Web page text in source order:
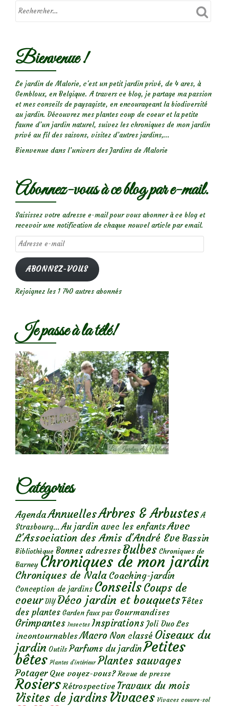
Bienvenue !
Le jardin de Malorie, c'est un petit jardin privé, de 4 ares, à
Gembloux, en Belgique. A travers ce blog, je partage ma passion
et mes conseils de paysagiste, en encourageant la biodiversité
au jardin. Découvrez mes plantes coup de coeur et la petite
faune d’un jardin naturel, suivez les chroniques de mon jardin
privé au fil des saisons, visitez d’autres jardins,...
Bienvenue dans l’univers des Jardins de Malorie
Abonnez-vous à ce blog par e-mail.
Saisissez votre adresse e-mail pour vous abonner à ce blog et
recevoir une notification de chaque nouvel article par email.
Adresse
e-
mail
ABONNEZ-VOUS
Rejoignez les 1 740 autres abonnés
Je passe à la télé!
Catégories
AgendaAnnuellesArbres & Arbustes A
Strasbourg... Au jardin avec les enfantsAvec
L'Association des Amis d'André Eve Bassin
Bibliothèque Bonnes adresses Bulbes Chroniques de
Barney Chroniques de mon jardin
Chroniques de Nala Coaching-jardin
Conception de jardins ConseilsCoups de
coeur DIY Déco jardin et bouquetsFêtes
des plantes Garden faux pas Gourmandises
Grimpantes Insectes Inspirations Joli Duo Les
incontournables Macro Non classé Oiseaux du
jardin Outils Parfums du jardinPetites
bêtes Plantes d’intérieur Plantes sauvages
Potager Que voyez-vous? Revue de presse
Rosiers Rétrospective Travaux du mois
Visites de jardins Vivaces Vivaces couvre-sol